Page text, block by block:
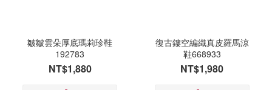
皺皺雲朵厚底瑪莉珍鞋
192783
NT$1,880
復古鏤空編織真皮羅馬涼
鞋668933
NT$1,980